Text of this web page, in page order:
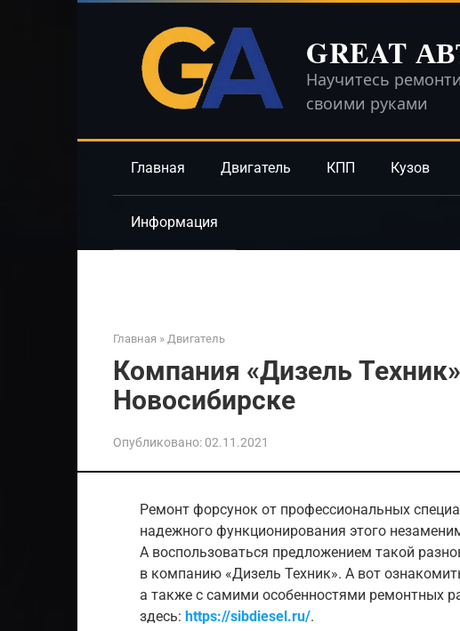
GREAT
Научитесь
своими руками
Главная Двигатель КПП Кузов
Информация
Главная » Двигатель
Компания «Дизель
Новосибирске
Опубликовано: 02.11.2021
Ремонт форсунок от профессиональных
надежного функционирования этого
А воспользоваться предложением такой
в компанию «Дизель Техник». А вот
а также с самими особенностями ремонтных
здесь: https://sibdiesel.ru/.